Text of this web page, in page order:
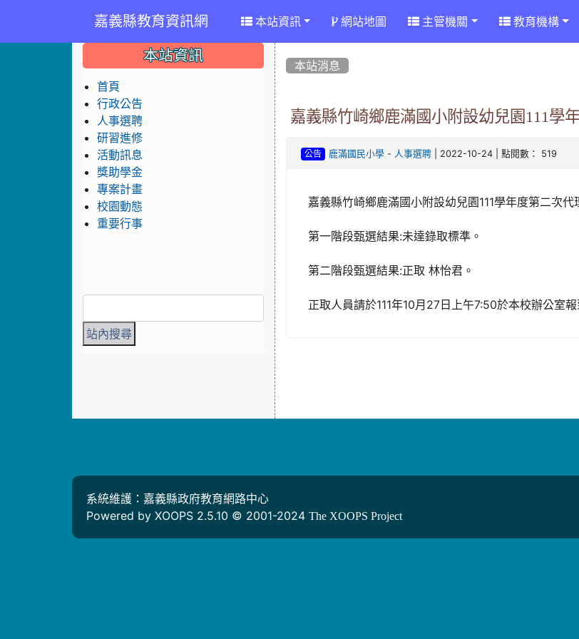
嘉義縣教育資訊網 本站資訊 網站地圖 主管機關 教育機構
本站消息
嘉義縣竹崎鄉鹿滿國小附設幼兒園111學
公告 鹿滿國民小學 - 人事選聘 | 2022-10-24 | 點閱數： 519
嘉義縣竹崎鄉鹿滿國小附設幼兒園111學年度第二次
第一階段甄選結果:未達錄取標準。
第二階段甄選結果:正取 林怡君。
正取人員請於111年10月27日上午7:50於本校辦公室
::: 本站資訊
首頁
行政公告
人事選聘
研習進修
活動訊息
獎助學金
專案計畫
校園動態
重要行事
系統維護：嘉義縣政府教育網路中心
Powered by XOOPS 2.5.10 © 2001-2024 The XOOPS Project